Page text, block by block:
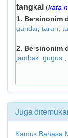
tangkai (kata
1. Bersinonim
gandar, taran
2. Bersinonim
jambak gugus.
Juga
Kamus Bahasa